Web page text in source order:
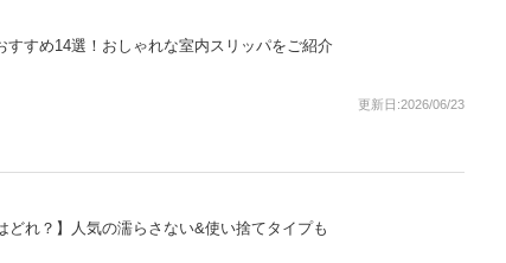
すすめ14選！おしゃれな室内スリッパをご紹介
更新日:2026/06/23
どれ？】人気の濡らさない&使い捨てタイプも